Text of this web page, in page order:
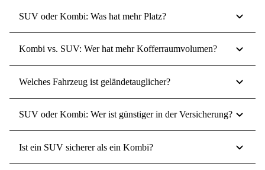
SUV oder Kombi: Was hat mehr Platz?
Kombi vs. SUV: Wer hat mehr Kofferraumvolumen?
Welches Fahrzeug ist geländetauglicher?
SUV oder Kombi: Wer ist günstiger in der Versicherung?
Ist ein SUV sicherer als ein Kombi?